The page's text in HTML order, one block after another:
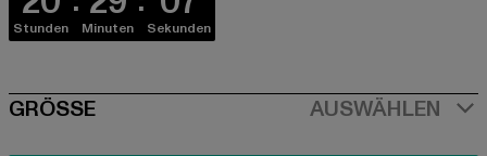
Stunden Minuten Sekunden
SIZE
GRÖSSE AUSWÄHLEN